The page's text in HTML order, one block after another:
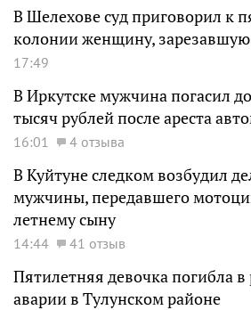
В Шелехове суд приговорил к
колонии женщину,
17:49
В Иркутске мужчина погасил
тысяч рублей после ареста
16:01 4 отзыва
В Куйтуне следком возбудил
мужчины, передавшего
летнему сыну
14:44 41 отзыв
Пятилетняя девочка погибла в
аварии в Тулунском районе